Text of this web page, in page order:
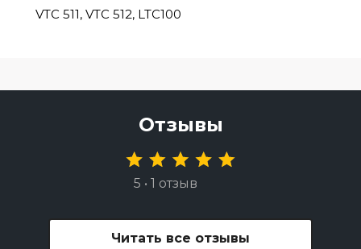
VTC 511, VTC 512, LTC100
Отзывы
5 • 1 отзыв
Читать все отзывы